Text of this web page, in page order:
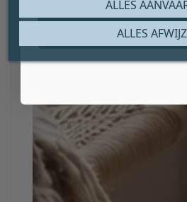
ALLES
ALLES
Claim mijn